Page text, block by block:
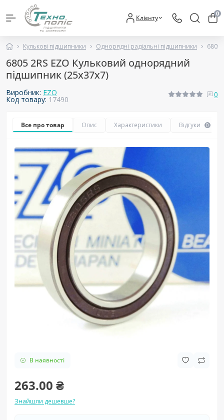
Клієнту 0
Кулькові підшипники Однорядні радіальні підшипники 6805
6805 2RS EZO Кульковий однорядний
підшипник (25х37х7)
Виробник: EZO
Код товару:17490
0
Все про товар Опис Характеристики Відгуки 0
В наявності
263.00 ₴
Знайшли дешевше?